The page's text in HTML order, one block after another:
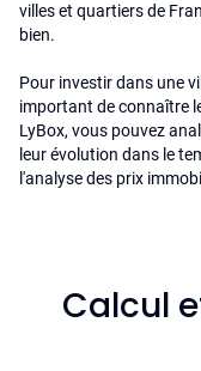
villes et quartiers de
bien.
Pour investir dans une
important de connaître
LyBox, vous pouvez
leur évolution dans le
l'analyse des prix
Calcul